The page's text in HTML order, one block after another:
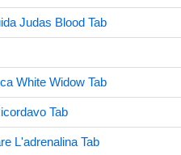
Judas Blood Tab
White Widow Tab
Tab
L'adrenalina Tab